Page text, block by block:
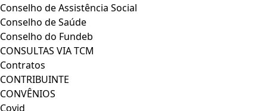
Conselho de Assistência Social
Conselho de Saúde
Conselho do Fundeb
CONSULTAS VIA TCM
Contratos
CONTRIBUINTE
CONVÊNIOS
Covid